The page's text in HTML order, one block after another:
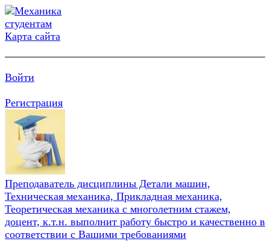
Карта сайта
Войти
Регистрация
Преподаватель дисциплины Детали машин,
Техническая механика, Прикладная механика,
Теоретическая механика с многолетним стажем,
доцент, к.т.н. выполнит работу быстро и качественно в
соответствии с Вашими требованиями